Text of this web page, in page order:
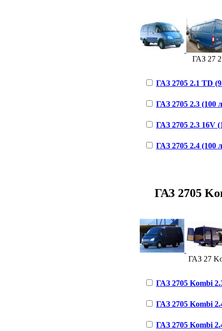
ГАЗ 27
ГАЗ 2705 2.1 TD
ГАЗ 2705 2.3 (100
ГАЗ 2705 2.3 16V
ГАЗ 2705 2.4 (100
ГАЗ 2705
ГАЗ 27
ГАЗ 2705 Kombi
ГАЗ 2705 Kombi
ГАЗ 2705 Kombi